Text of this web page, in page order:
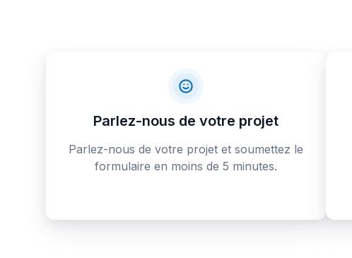
Parlez-nous de votre projet
Parlez-nous de votre projet et soumettez le
formulaire en moins de 5 minutes.